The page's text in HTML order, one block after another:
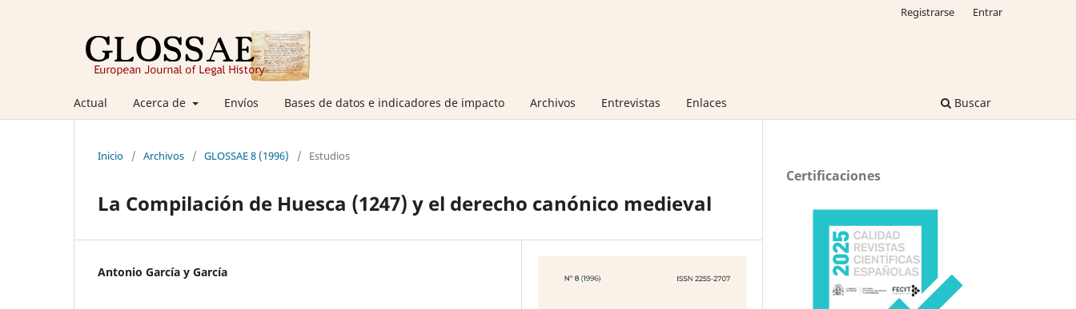
Actual Acerca de Envíos Bases de datos e indicadores de impacto Archivos Entrevistas Enlaces Buscar
Registrarse Entrar
Inicio / Archivos / GLOSSAE 8 (1996) / Estudios
La Compilación de Huesca (1247) y el derecho canónico medieval
Antonio García y García
Certificaciones